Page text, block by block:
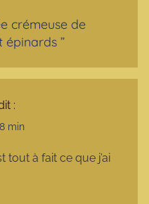
crémeuse de
épinards ”
:
min
tout à fait ce que j’ai